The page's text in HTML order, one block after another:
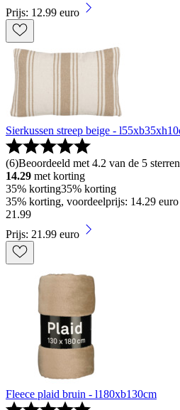
Prijs: 12.99 euro
Sierkussen streep beige -
(6)Beoordeeld met 4.2 van de 5
14.29 met korting
35% korting35% korting
35% korting, voordeelprijs: 14.29
21 .99
Prijs: 21.99 euro
Fleece plaid bruin - l180xb130cm